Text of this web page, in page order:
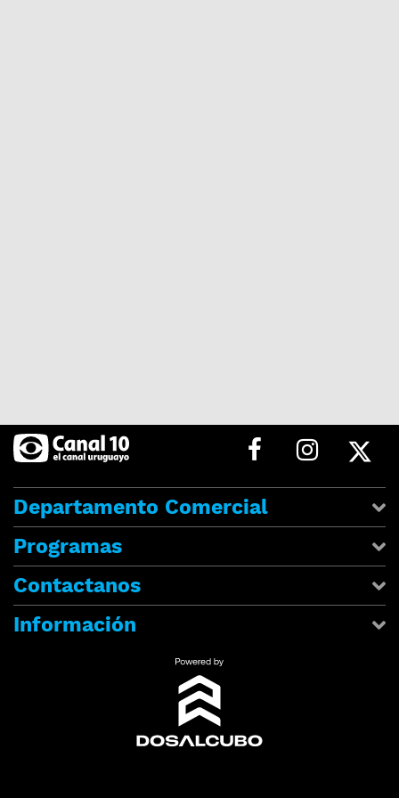
Departamento Comercial
Programas
Contactanos
Información